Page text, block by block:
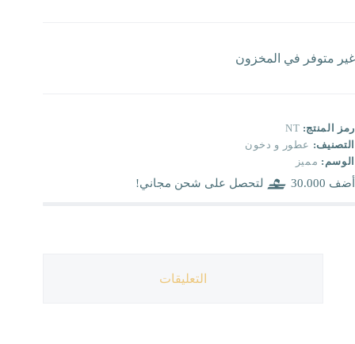
غير متوفر في المخزون
رمز المنتج: NT
التصنيف: عطور و دخون
الوسم: مميز
أضف 30.000 لتحصل على شحن مجاني!
التعليقات